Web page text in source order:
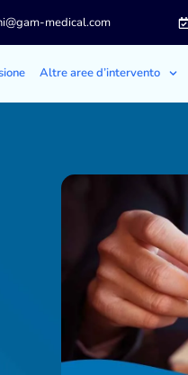
medical.com
Altre aree d’intervento